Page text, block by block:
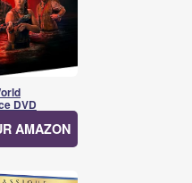
DVD
AMAZON